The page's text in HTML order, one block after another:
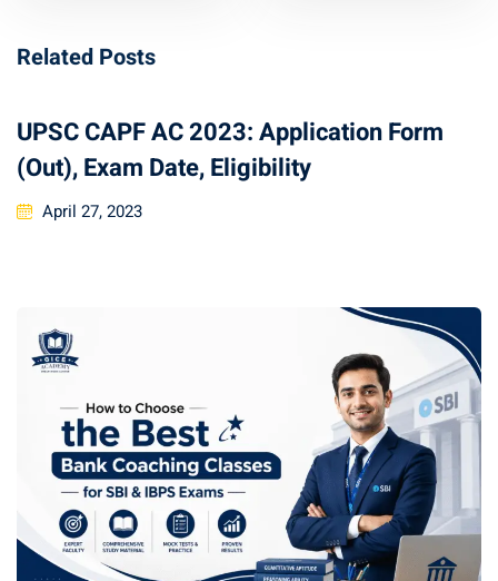
Related Posts
UPSC CAPF AC 2023: Application Form
(Out), Exam Date, Eligibility
April 27, 2023